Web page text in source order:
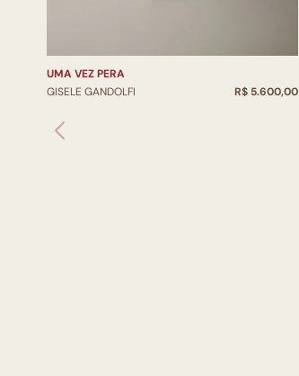
UMA VEZ PERA
GISELE GANDOLFI
R$ 5.600,00